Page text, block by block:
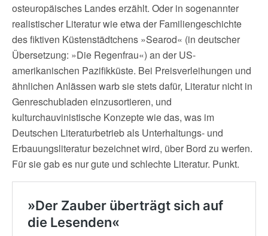
osteuropäisches Landes erzählt. Oder in sogenannter
realistischer Literatur wie etwa der Familiengeschichte
des fiktiven Küstenstädtchens »Searod« (in deutscher
Übersetzung: »Die Regenfrau«) an der US-
amerikanischen Pazifikküste. Bei Preisverleihungen und
ähnlichen Anlässen warb sie stets dafür, Literatur nicht in
Genreschubladen einzusortieren, und
kulturchauvinistische Konzepte wie das, was im
Deutschen Literaturbetrieb als Unterhaltungs- und
Erbauungsliteratur bezeichnet wird, über Bord zu werfen.
Für sie gab es nur gute und schlechte Literatur. Punkt.